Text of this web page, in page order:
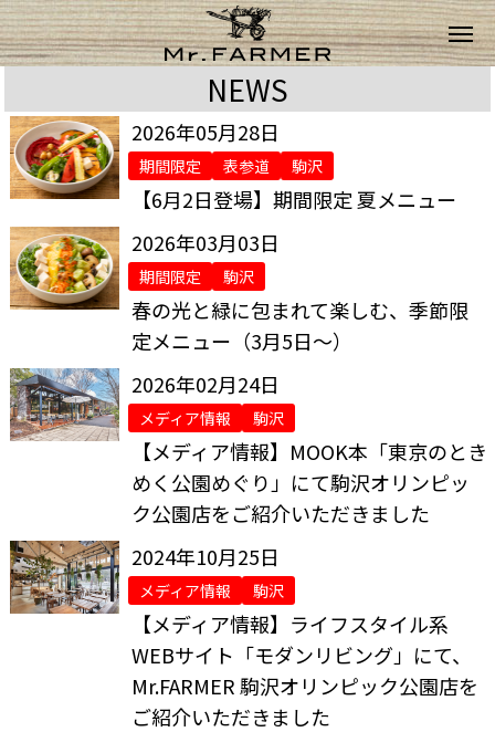
NEWS
2026年05月28日
期間限定 表参道 駒沢
【6月2日登場】期間限定 夏メニュー
2026年03月03日
期間限定 駒沢
春の光と緑に包まれて楽しむ、季節限
定メニュー（3月5日～）
2026年02月24日
メディア情報 駒沢
【メディア情報】MOOK本「東京のとき
めく公園めぐり」にて駒沢オリンピッ
ク公園店をご紹介いただきました
2024年10月25日
メディア情報 駒沢
【メディア情報】ライフスタイル系
WEBサイト「モダンリビング」にて、
Mr.FARMER 駒沢オリンピック公園店を
ご紹介いただきました